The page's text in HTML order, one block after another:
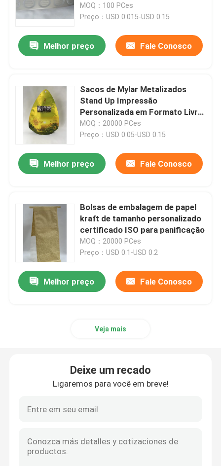
Produtos
Sobre nós
Excursão da fábrica
Adesivos à prova d'água
MOQ：100 PCes
Preço：USD 0.015-USD 0.15
Melhor preço Fale Conosco
Sacos de Mylar Metalizados
Stand Up Impressão
Personalizada em Formato Livre
para Lanche Seco
MOQ：20000 PCes
Preço：USD 0.05-USD 0.15
Melhor preço Fale Conosco
Bolsas de embalagem de papel
kraft de tamanho personalizado
certificado ISO para panificação
MOQ：20000 PCes
Preço：USD 0.1-USD 0.2
Melhor preço Fale Conosco
Veja mais
Deixe um recado
Ligaremos para você em breve!